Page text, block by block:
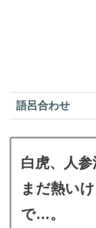
語呂合わせ
白虎、人参
まだ熱い
で…。